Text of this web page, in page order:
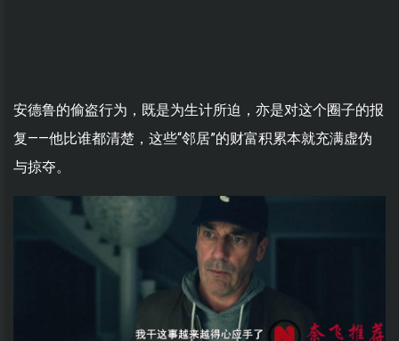
安德鲁的偷盗行为，既是为生计所迫，亦是对这个圈子的报
复——他比谁都清楚，这些“邻居”的财富积累本就充满虚伪
与掠夺。